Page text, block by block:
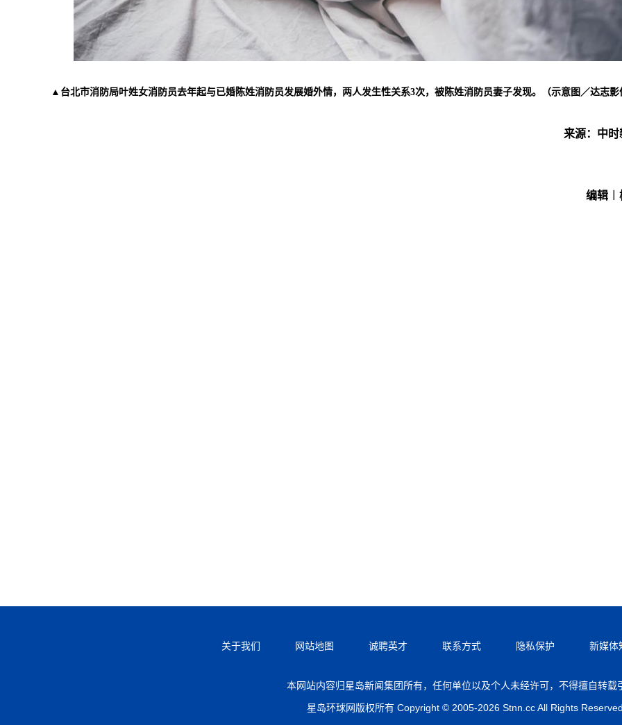
▲台北市消防局叶姓女消防员去年起与已婚陈姓消防员发展婚外情，两人发生性关系3次，被陈姓消防员妻子发现。（示意图／达志影
来源：中时
编辑︱
关于我们 网站地图 诚聘英才 联系方式 隐私保护 新媒体
本网站内容归星岛新闻集团所有，任何单位以及个人未经许可，不得擅自转载
星岛环球网版权所有 Copyright © 2005-2026 Stnn.cc All Rights